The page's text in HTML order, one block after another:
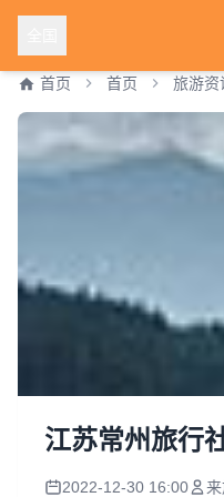
首页 首页 旅游资
江苏常州旅行
2022-12-30 16:00